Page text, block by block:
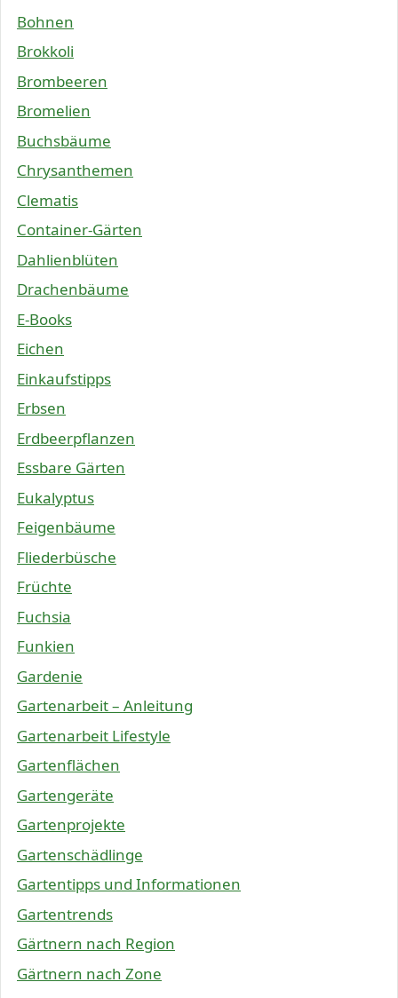
Bohnen
Brokkoli
Brombeeren
Bromelien
Buchsbäume
Chrysanthemen
Clematis
Container-Gärten
Dahlienblüten
Drachenbäume
E-Books
Eichen
Einkaufstipps
Erbsen
Erdbeerpflanzen
Essbare Gärten
Eukalyptus
Feigenbäume
Fliederbüsche
Früchte
Fuchsia
Funkien
Gardenie
Gartenarbeit – Anleitung
Gartenarbeit Lifestyle
Gartenflächen
Gartengeräte
Gartenprojekte
Gartenschädlinge
Gartentipps und Informationen
Gartentrends
Gärtnern nach Region
Gärtnern nach Zone